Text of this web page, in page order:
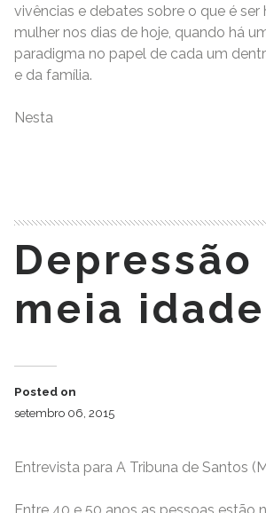
vivências e debates sobre o que é ser
mulher nos dias de hoje, quando há
paradigma no papel de cada um
e da família.
Nesta
Depressão
meia idade
Posted on
setembro 06, 2015
Entrevista para A Tribuna de Santos
Entre 40 e 50 anos as pessoas estão